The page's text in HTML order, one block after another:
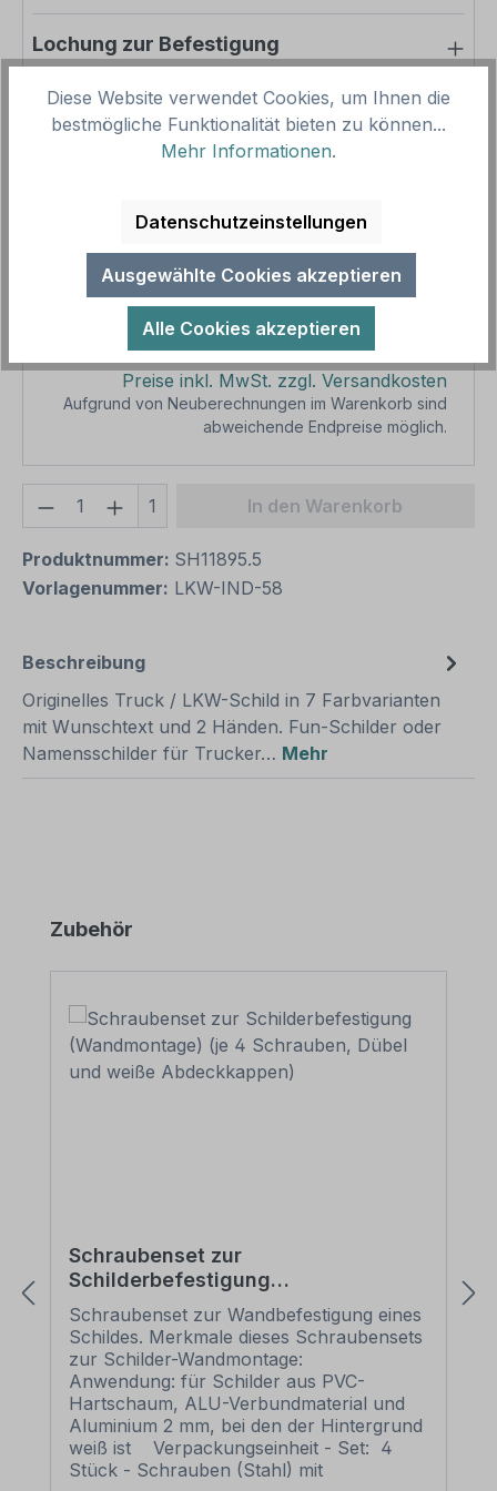
Lochung zur Befestigung
Pro-Stück-Aufschläge
Zusammenfassung
Gesamtpreis
Preise inkl. MwSt. zzgl. Versandkosten
Aufgrund von Neuberechnungen im Warenkorb sind
abweichende Endpreise möglich.
Produkt Anzahl: Gib den
1 In den Warenkorb
Produktnummer: SH11895.5
Vorlagenummer: LKW-IND-58
Beschreibung
Originelles Truck / LKW-Schild in 7 Farbvarianten
mit Wunschtext und 2 Händen. Fun-Schilder oder
Namensschilder für Trucker… Mehr
Produktgalerie überspringen
Zubehör
Schraubenset zur
Schilderbefestigung
(Wandmontage) (je 4 Schrauben,
Dübel und weiße Abdeckkappen)
Schraubenset zur Wandbefestigung eines
Schildes. Merkmale dieses Schraubensets
zur Schilder-Wandmontage:
Anwendung: für Schilder aus PVC-
Hartschaum, ALU-Verbundmaterial und
Aluminium 2 mm, bei den der Hintergrund
weiß ist Verpackungseinheit - Set: 4
Stück - Schrauben (Stahl) mit
Diese Website verwendet Cookies, um Ihnen die
bestmögliche Funktionalität bieten zu können...
Mehr Informationen.
Datenschutzeinstellungen
Ausgewählte Cookies akzeptieren
Alle Cookies akzeptieren